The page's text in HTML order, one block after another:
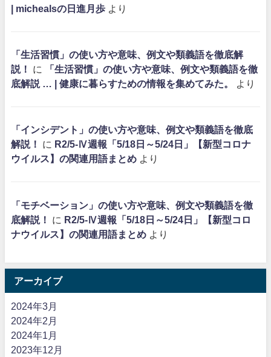
| michealsの日進月歩 より
「生活習慣」の使い方や意味、例文や類義語を徹底解
説！
に
「生活習慣」の使い方や意味、例文や類義語を徹
底解説 … | 健康に暮らすための情報を集めてみた。
より
「インシデント」の使い方や意味、例文や類義語を徹底
解説！
に R2/5-Ⅳ週報「5/18日～5/24日」【新型コロナ
ウイルス】の関連用語まとめ より
「モチベーション」の使い方や意味、例文や類義語を徹
底解説！
に R2/5-Ⅳ週報「5/18日～5/24日」【新型コロ
ナウイルス】の関連用語まとめ より
アーカイブ
2024年3月
2024年2月
2024年1月
2023年12月